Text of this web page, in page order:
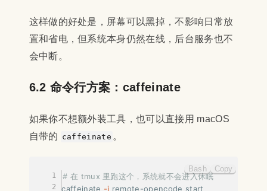
这样做的好处是，屏幕可以黑掉，不影响日常放
置和省电，但系统本身仍然在线，后台服务也不
会中断。
6.2 命令行方案：caffeinate
如果你不想额外装工具，也可以直接用 macOS
自带的 caffeinate 。
# 在 tmux 里跑这个，系统就不会进入休眠
caffeinate -i remote-opencode start
Bash Copy